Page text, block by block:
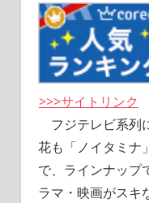
>>>サイトリンク
フジテレビ系列
花も「ノイタミナ
で、ラインナップ
ラマ・映画がスキ